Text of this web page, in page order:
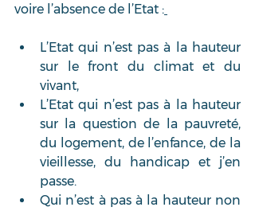
voire l’absence de l’Etat :
L’Etat qui n’est pas à la hauteur
sur le front du climat et du
vivant,
L’Etat qui n’est pas à la hauteur
sur la question de la pauvreté,
du logement, de l’enfance, de la
vieillesse, du handicap et j’en
passe.
Qui n’est à pas à la hauteur non